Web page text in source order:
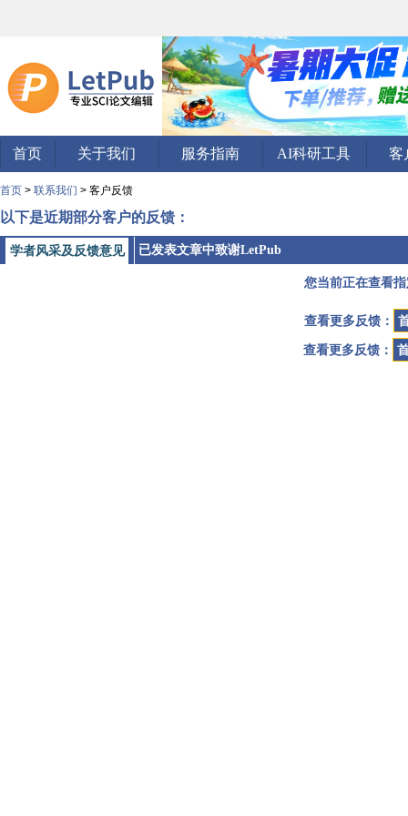
首页 关于我们 服务指南 AI科研工具 客
首页 > 联系我们 > 客户反馈
以下是近期部分客户的反馈：
学者风采及反馈意见 已发表文章中致谢LetPub
您当前正在查看
查看更多反馈：
查看更多反馈：